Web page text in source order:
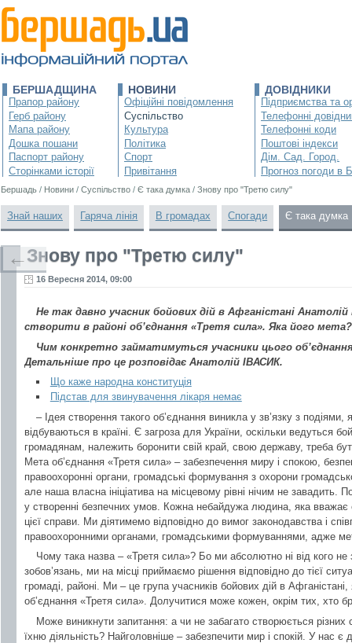
БЕРШАДЩИНА
Прапор району
Герб району
Мапа району
Дошка пошани
Паспорт району
Сторінками історії
НОВИНИ
Офіційні повідомлення
Суспільство
Культура
Політика
Спорт
Привітання
ДОВІДНИКИ
Підприємства та
Телефонні
Телефонні коди
Поштові індекси
Дім. Сад. Город.
Прогноз погоди в
Бершадь / Новини / Суспільство / Є така думка / Знову про "Третю силу"
Знай наших Гаряча лінія В громадах Спогади Є така думка
Знову про "Третю силу"
16 Вересня 2014, 09:00
Не так давно учасник бойових дій в Афганістані Анатолій
створити в районі об’єднання «Третя сила». Яка його мета?
Чим конкретно займатимуться учасники цього
Детальніше про це розповідає Анатолій ІВАСИК.
Що каже народна конституція
Підстав для звинувачення лікаря немає
– Ідея створення такого об’єднання виникла у зв’язку з подіями,
відбуваються в країні. Є загроза для України, оскільки ведуться
громадянам, належить боронити свій край, свою державу, треба
Мета об’єднання «Третя сила» – забезпечення миру і спокою,
правоохоронні органи, громадські формування з охорони
але наша власна ініціатива на місцевому рівні нічим не завадить.
у створенні безпечних умов. Кожна небайдужа людина, яка
цієї справи. Ми діятимемо відповідно до вимог законодавства і
правоохоронними органами, громадськими формуваннями, адже
Чому така назва – «Третя сила»? Бо ми абсолютно ні від кого
зобов’язань, ми на місці приймаємо рішення відповідно до тієї
громаді, районі. Ми – це група учасників бойових дій в
об’єднання «Третя сила». Долучитися може кожен, окрім тих, хто
Може виникнути запитання: а чи не забагато створюється різних
їхню діяльність? Найголовніше – забезпечити мир і спокій. У нас є
←